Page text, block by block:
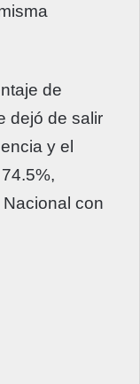
de
dejó de salir
y el
con